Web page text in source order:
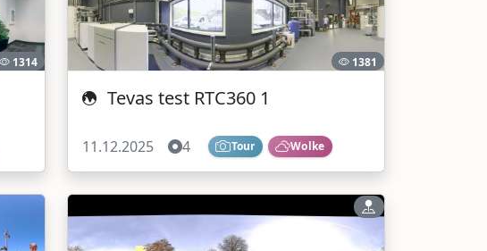
1314 1381
Tevas test RTC360 1
11.12.2025 4 Tour Wolke